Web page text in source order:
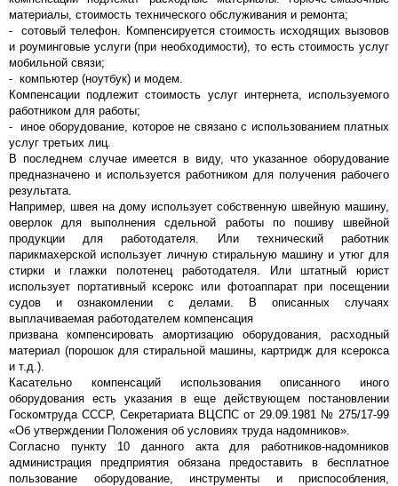
материалы, стоимость технического обслуживания и ремонта;
- сотовый телефон. Компенсируется стоимость исходящих вызовов
и роуминговые услуги (при необходимости), то есть стоимость услуг
мобильной связи;
- компьютер (ноутбук) и модем.
Компенсации подлежит стоимость услуг интернета, используемого
работником для работы;
- иное оборудование, которое не связано с использованием платных
услуг третьих лиц.
В последнем случае имеется в виду, что указанное оборудование
предназначено и используется работником для получения рабочего
результата.
Например, швея на дому использует собственную швейную машину,
оверлок для выполнения сдельной работы по пошиву швейной
продукции для работодателя. Или технический работник
парикмахерской использует личную стиральную машину и утюг для
стирки и глажки полотенец работодателя. Или штатный юрист
использует портативный ксерокс или фотоаппарат при посещении
судов и ознакомлении с делами. В описанных случаях
выплачиваемая работодателем компенсация
призвана компенсировать амортизацию оборудования, расходный
материал (порошок для стиральной машины, картридж для ксерокса
и т.д.).
Касательно компенсаций использования описанного иного
оборудования есть указания в еще действующем постановлении
Госкомтруда СССР, Секретариата ВЦСПС от 29.09.1981 № 275/17-99
«Об утверждении Положения об условиях труда надомников».
Согласно пункту 10 данного акта для работников-надомников
администрация предприятия обязана предоставить в бесплатное
пользование оборудование, инструменты и приспособления,